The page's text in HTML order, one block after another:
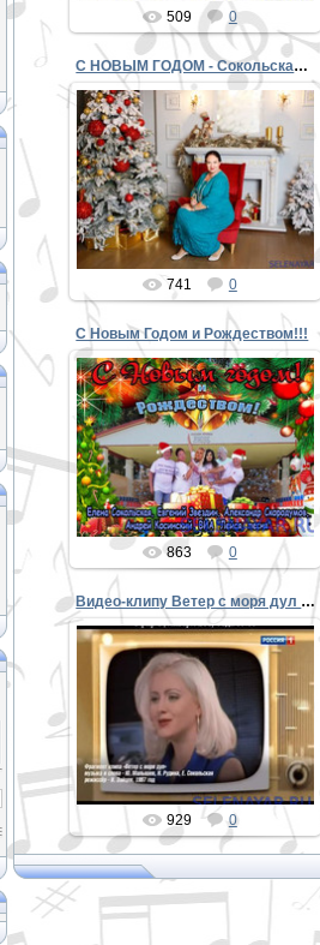
509 0
С НОВЫМ ГОДОМ - Сокольская и компания1
29.12.2018
PETER
741 0
С Новым Годом и Рождеством!!!
28.12.2017
Поздравляем национальные
творческие дарования: солистов
и коллективы, руководителей
коллективов с наступающими
Новым ...
PETER
863 0
Видео-клипу Ветер с моря дул - 20 лет
19.01.2017
PETER
929 0